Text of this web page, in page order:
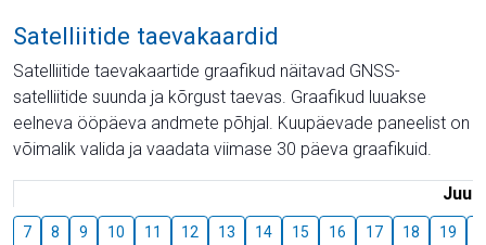
Satelliitide taevakaardid
Satelliitide taevakaartide graafikud näitavad GNSS-
satelliitide suunda ja kõrgust taevas. Graafikud luuakse
eelneva ööpäeva andmete põhjal. Kuupäevade paneelist on
võimalik valida ja vaadata viimase 30 päeva graafikuid.
Juuli
7 8 9 10 11 12 13 14 15 16 17 18 19